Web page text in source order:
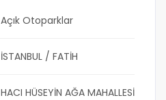
Açık Otoparklar
İSTANBUL / FATİH
HACI HÜSEYİN AĞA MAHALLESİ